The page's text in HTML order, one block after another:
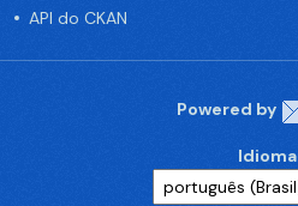
API do CKAN
Powered by
Idioma